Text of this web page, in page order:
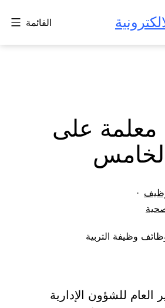
القائمة
تعيين 303 معلمة على
وظيفة التربية
العام للشؤون الإدارية